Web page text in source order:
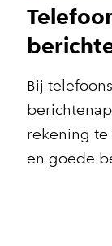
Bij
rekening te
en goede